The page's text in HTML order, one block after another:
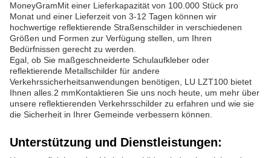
MoneyGramMit einer Lieferkapazität von 100.000 Stück pro
Monat und einer Lieferzeit von 3-12 Tagen können wir
hochwertige reflektierende Straßenschilder in verschiedenen
Größen und Formen zur Verfügung stellen, um Ihren
Bedürfnissen gerecht zu werden.
Egal, ob Sie maßgeschneiderte Schulaufkleber oder
reflektierende Metallschilder für andere
Verkehrssicherheitsanwendungen benötigen, LU LZT100 bietet
Ihnen alles.2 mmKontaktieren Sie uns noch heute, um mehr über
unsere reflektierenden Verkehrsschilder zu erfahren und wie sie
die Sicherheit in Ihrer Gemeinde verbessern können.
Unterstützung und Dienstleistungen: